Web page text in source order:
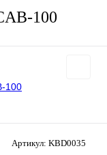
100
Артикул: KBD0035